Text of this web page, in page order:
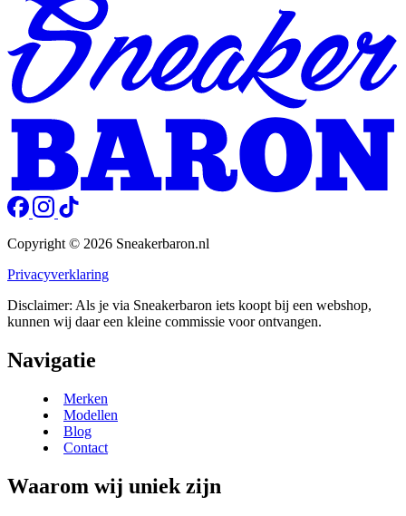
Copyright © 2026 Sneakerbaron.nl
Privacyverklaring
Disclaimer: Als je via Sneakerbaron iets koopt bij een webshop,
kunnen wij daar een kleine commissie voor ontvangen.
Navigatie
Merken
Modellen
Blog
Contact
Waarom wij uniek zijn